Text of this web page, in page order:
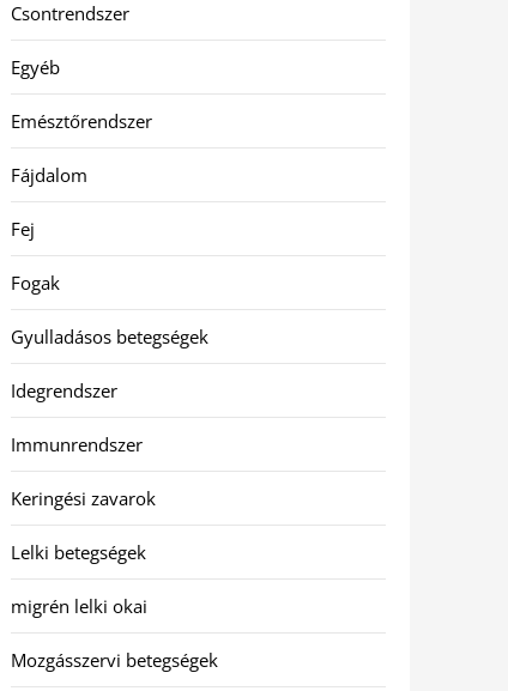
Csontrendszer
Egyéb
Emésztőrendszer
Fájdalom
Fej
Fogak
Gyulladásos betegségek
Idegrendszer
Immunrendszer
Keringési zavarok
Lelki betegségek
migrén lelki okai
Mozgásszervi betegségek